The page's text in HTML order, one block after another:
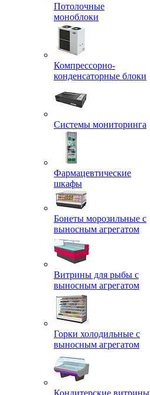
Потолочные
моноблоки
Компрессорно-
конденсаторные блоки
Системы мониторинга
Фармацевтические
шкафы
Бонеты морозильные с
выносным агрегатом
Витрины для рыбы с
выносным агрегатом
Горки холодильные с
выносным агрегатом
Кондитерские витрины